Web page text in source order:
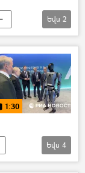
Եվս 2
1:30
Եվս 4